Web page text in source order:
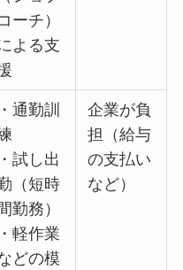
成
職業
ウン
リン
グ
職場
適応援
者
ジョ
ブコー
）に